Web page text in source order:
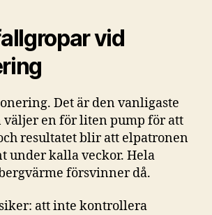
vid
Det är den vanligaste
väljer en för liten pump för att
resultatet blir att elpatronen
under kalla veckor. Hela
försvinner då.
att inte kontrollera